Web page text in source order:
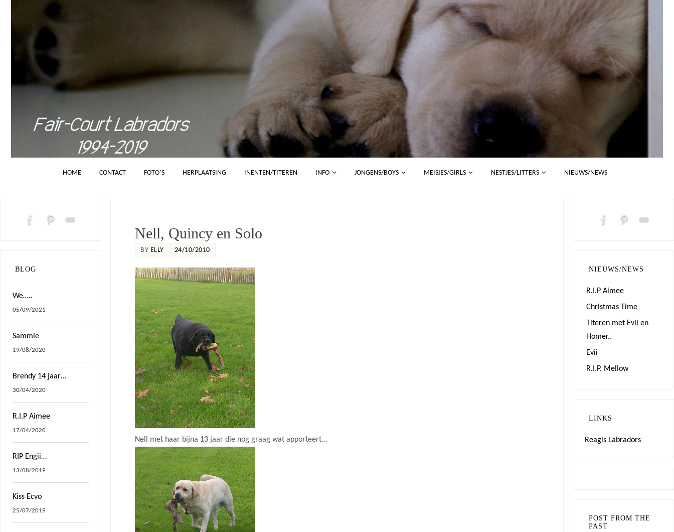
HOME CONTACT FOTO’S HERPLAATSING INENTEN/TITEREN INFO JONGENS/BOYS MEISJES/GIRLS NESTJES/LITTERS NIEUWS/NEWS
Nell, Quincy en Solo
BY ELLY 24/10/2010
Nell met haar bijna 13 jaar die nog graag wat apporteert…
BLOG
We…..
05/09/2021
Sammie
19/08/2020
Brendy 14 jaar…
30/04/2020
R.I.P Aimee
17/04/2020
RIP Engii…
13/08/2019
Kiss Ecvo
25/07/2019
NIEUWS/NEWS
R.I.P Aimee
Christmas Time
Titeren met Evii en
Homer..
Evii
R.I.P. Mellow
LINKS
Reagis Labradors
POST FROM THE
PAST